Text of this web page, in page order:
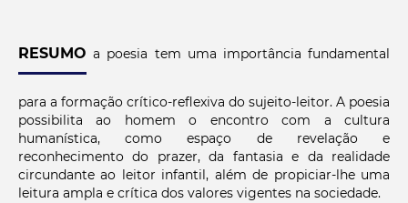
RESUMO a poesia tem uma importância fundamental
para a formação crítico-reflexiva do sujeito-leitor. A poesia
possibilita ao homem o encontro com a cultura
humanística, como espaço de revelação e
reconhecimento do prazer, da fantasia e da realidade
circundante ao leitor infantil, além de propiciar-lhe uma
leitura ampla e crítica dos valores vigentes na sociedade.